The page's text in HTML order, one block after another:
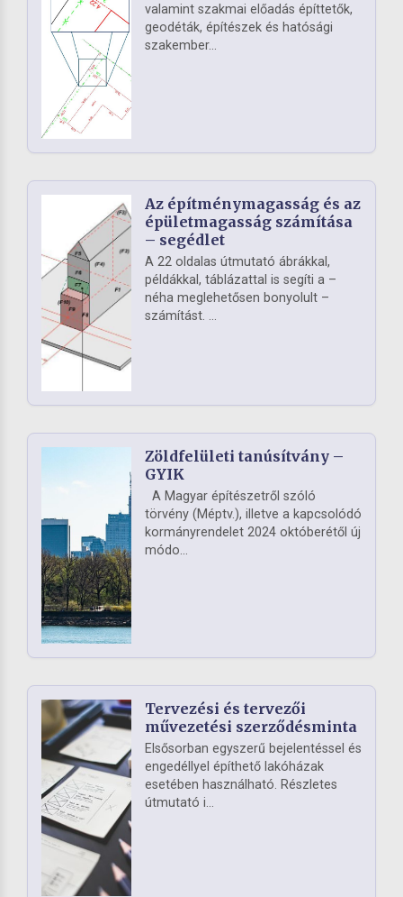
valamint szakmai előadás építtetők,
geodéták, építészek és hatósági
szakember...
Az építménymagasság és az
épületmagasság számítása
– segédlet
A 22 oldalas útmutató ábrákkal,
példákkal, táblázattal is segíti a –
néha meglehetősen bonyolult –
számítást. ...
Zöldfelületi tanúsítvány –
GYIK
A Magyar építészetről szóló
törvény (Méptv.), illetve a kapcsolódó
kormányrendelet 2024 októberétől új
módo...
Tervezési és tervezői
művezetési szerződésminta
Elsősorban egyszerű bejelentéssel és
engedéllyel építhető lakóházak
esetében használható. Részletes
útmutató i...